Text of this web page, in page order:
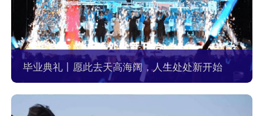
毕业典礼丨愿此去天高海阔，人生处处新开始